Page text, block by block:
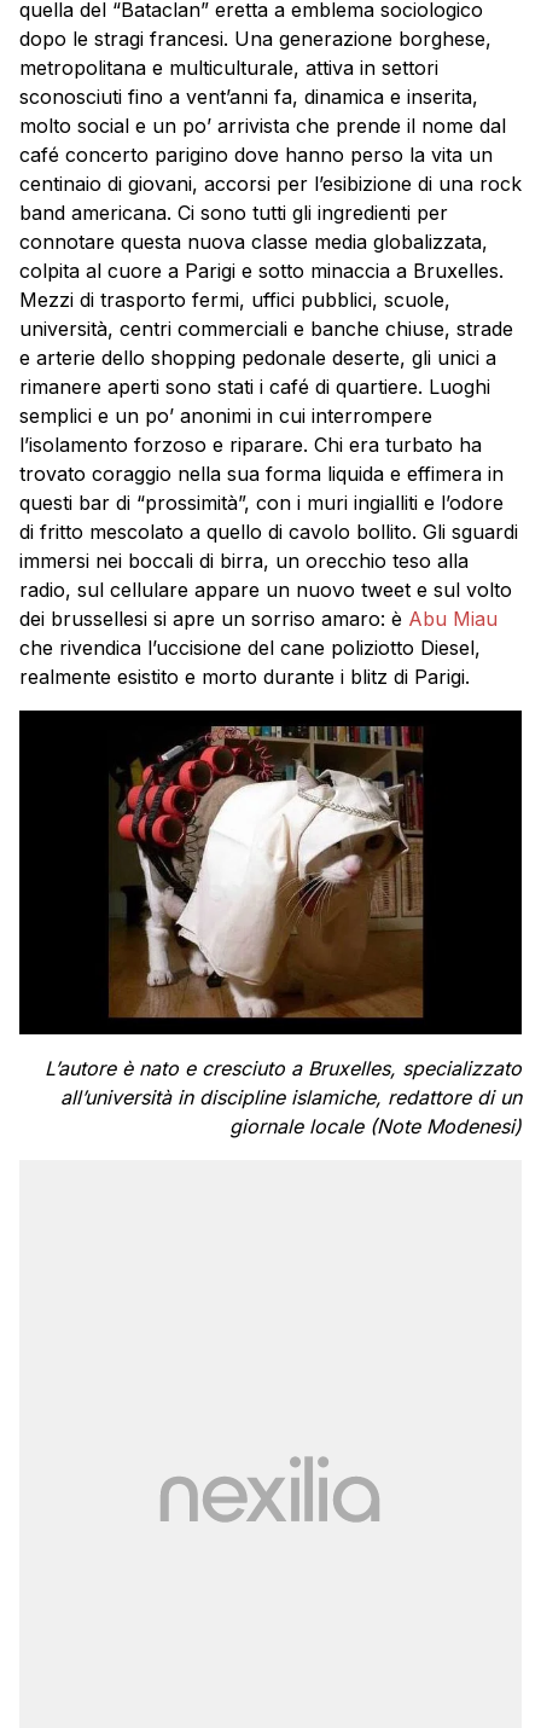
quella del “Bataclan” eretta a emblema sociologico
dopo le stragi francesi. Una generazione borghese,
metropolitana e multiculturale, attiva in settori
sconosciuti fino a vent’anni fa, dinamica e inserita,
molto social e un po’ arrivista che prende il nome dal
café concerto parigino dove hanno perso la vita un
centinaio di giovani, accorsi per l’esibizione di una rock
band americana. Ci sono tutti gli ingredienti per
connotare questa nuova classe media globalizzata,
colpita al cuore a Parigi e sotto minaccia a Bruxelles.
Mezzi di trasporto fermi, uffici pubblici, scuole,
università, centri commerciali e banche chiuse, strade
e arterie dello shopping pedonale deserte, gli unici a
rimanere aperti sono stati i café di quartiere. Luoghi
semplici e un po’ anonimi in cui interrompere
l’isolamento forzoso e riparare. Chi era turbato ha
trovato coraggio nella sua forma liquida e effimera in
questi bar di “prossimità”, con i muri ingialliti e l’odore
di fritto mescolato a quello di cavolo bollito. Gli sguardi
immersi nei boccali di birra, un orecchio teso alla
radio, sul cellulare appare un nuovo tweet e sul volto
dei brussellesi si apre un sorriso amaro: è Abu Miau
che rivendica l’uccisione del cane poliziotto Diesel,
realmente esistito e morto durante i blitz di Parigi.
L’autore è nato e cresciuto a Bruxelles, specializzato
all’università in discipline islamiche, redattore di un
giornale locale (Note Modenesi)